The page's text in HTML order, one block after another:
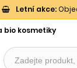
Letní akce:
bio kosmetiky